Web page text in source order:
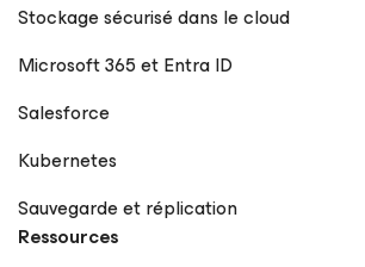
Stockage sécurisé dans le cloud
Microsoft 365 et Entra ID
Salesforce
Kubernetes
Sauvegarde et réplication
Ressources